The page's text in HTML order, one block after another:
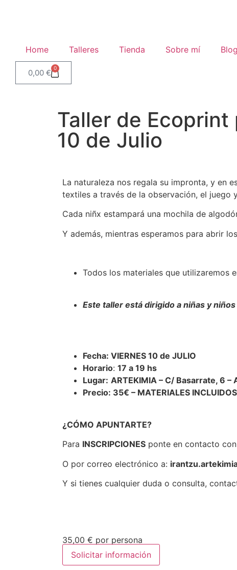
Home Talleres Tienda Sobre mí Blog
0,00 € 0
Taller de Ecoprint
10 de Julio
La naturaleza nos regala su impronta, y en
textiles a través de la observación, el juego
Cada niñx estampará una mochila de
Y además, mientras esperamos para abrir
Todos los materiales que utilizaremos
Este taller está dirigido a niñas y niños
Fecha: VIERNES 10 de JULIO
Horario: 17 a 19 hs
Lugar: ARTEKIMIA – C/ Basarrate, 6 –
Precio: 35€ – MATERIALES INCLUIDOS
¿CÓMO APUNTARTE?
Para INSCRIPCIONES ponte en contacto con
O por correo electrónico a:
Y si tienes cualquier duda o consulta,
35,00 € por persona
Solicitar información